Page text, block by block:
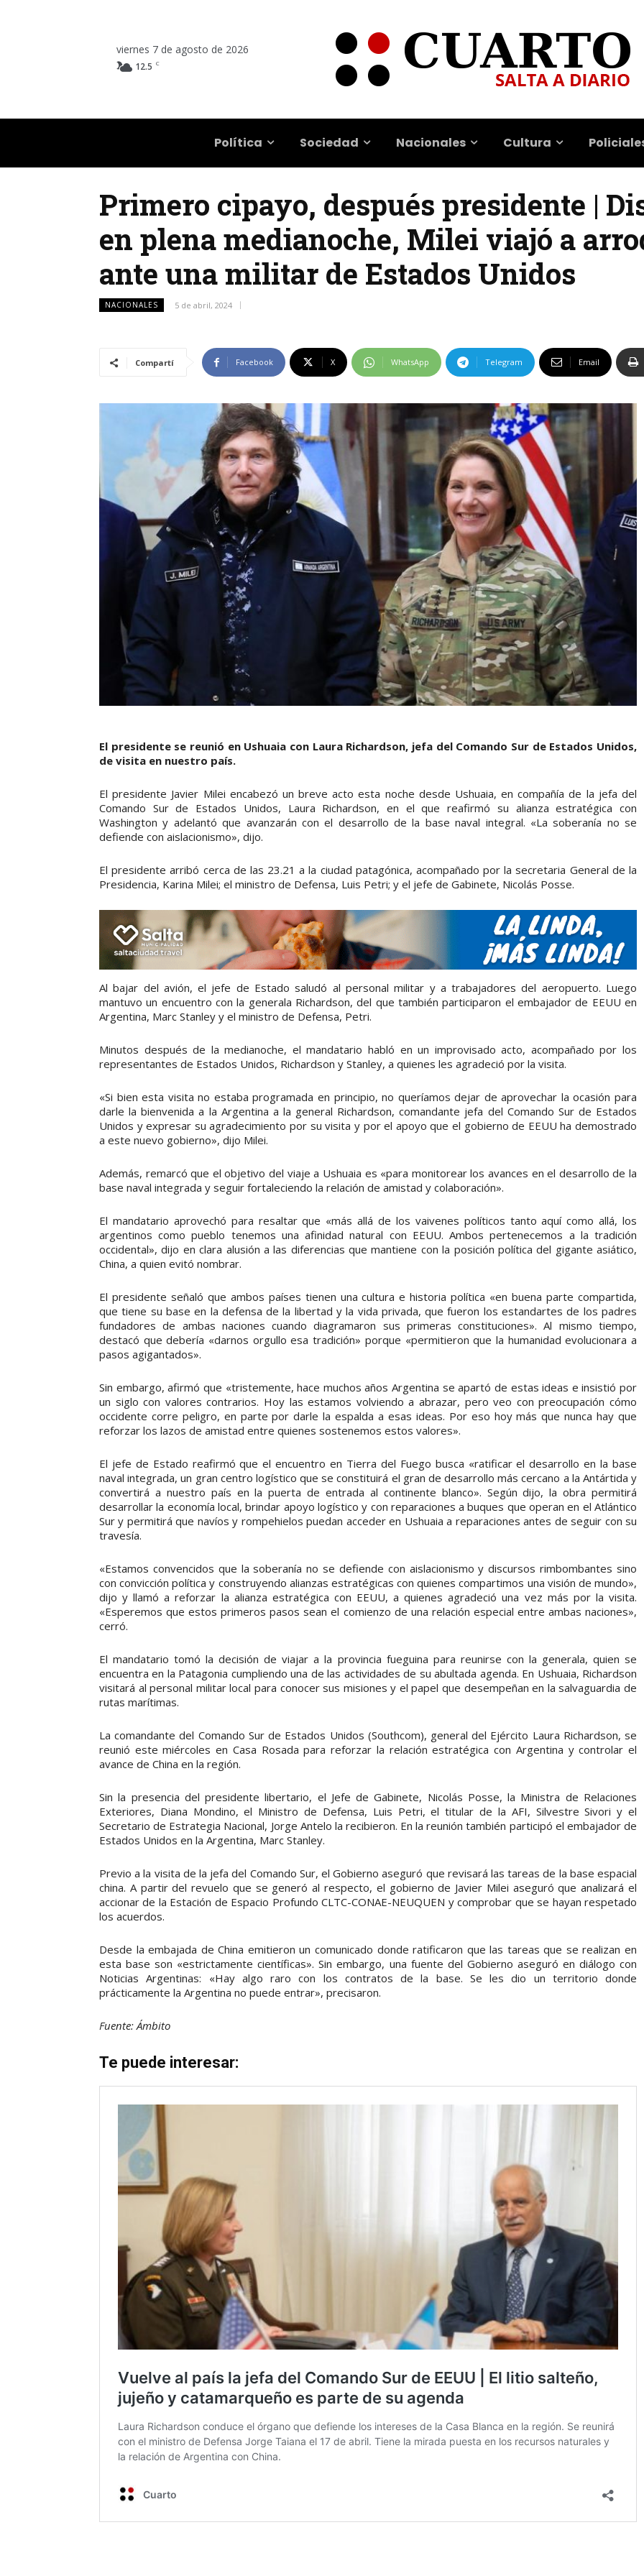
viernes 7 de agosto de 2026
12.5 C
Política Sociedad Nacionales Cultura
Primero cipayo, después presidente |
en plena medianoche, Milei viajó a
ante una militar de Estados Unidos
NACIONALES 5 de abril, 2024
Compartí Facebook X WhatsApp Telegram Email
El presidente se reunió en Ushuaia con Laura Richardson, jefa del Comando Sur de Estados Unidos,
de visita en nuestro país.
El presidente Javier Milei encabezó un breve acto esta noche desde Ushuaia, en compañía de la jefa del
Comando Sur de Estados Unidos, Laura Richardson, en el que reafirmó su alianza estratégica con
Washington y adelantó que avanzarán con el desarrollo de la base naval integral. «La soberanía no se
defiende con aislacionismo», dijo.
El presidente arribó cerca de las 23.21 a la ciudad patagónica, acompañado por la secretaria General de la
Presidencia, Karina Milei; el ministro de Defensa, Luis Petri; y el jefe de Gabinete, Nicolás Posse.
Al bajar del avión, el jefe de Estado saludó al personal militar y a trabajadores del aeropuerto. Luego
mantuvo un encuentro con la generala Richardson, del que también participaron el embajador de EEUU en
Argentina, Marc Stanley y el ministro de Defensa, Petri.
Minutos después de la medianoche, el mandatario habló en un improvisado acto, acompañado por los
representantes de Estados Unidos, Richardson y Stanley, a quienes les agradeció por la visita.
«Si bien esta visita no estaba programada en principio, no queríamos dejar de aprovechar la ocasión para
darle la bienvenida a la Argentina a la general Richardson, comandante jefa del Comando Sur de Estados
Unidos y expresar su agradecimiento por su visita y por el apoyo que el gobierno de EEUU ha demostrado
a este nuevo gobierno», dijo Milei.
Además, remarcó que el objetivo del viaje a Ushuaia es «para monitorear los avances en el desarrollo de la
base naval integrada y seguir fortaleciendo la relación de amistad y colaboración».
El mandatario aprovechó para resaltar que «más allá de los vaivenes políticos tanto aquí como allá, los
argentinos como pueblo tenemos una afinidad natural con EEUU. Ambos pertenecemos a la tradición
occidental», dijo en clara alusión a las diferencias que mantiene con la posición política del gigante asiático,
China, a quien evitó nombrar.
El presidente señaló que ambos países tienen una cultura e historia política «en buena parte compartida,
que tiene su base en la defensa de la libertad y la vida privada, que fueron los estandartes de los padres
fundadores de ambas naciones cuando diagramaron sus primeras constituciones». Al mismo tiempo,
destacó que debería «darnos orgullo esa tradición» porque «permitieron que la humanidad evolucionara a
pasos agigantados».
Sin embargo, afirmó que «tristemente, hace muchos años Argentina se apartó de estas ideas e insistió por
un siglo con valores contrarios. Hoy las estamos volviendo a abrazar, pero veo con preocupación cómo
occidente corre peligro, en parte por darle la espalda a esas ideas. Por eso hoy más que nunca hay que
reforzar los lazos de amistad entre quienes sostenemos estos valores».
El jefe de Estado reafirmó que el encuentro en Tierra del Fuego busca «ratificar el desarrollo en la base
naval integrada, un gran centro logístico que se constituirá el gran de desarrollo más cercano a la Antártida y
convertirá a nuestro país en la puerta de entrada al continente blanco». Según dijo, la obra permitirá
desarrollar la economía local, brindar apoyo logístico y con reparaciones a buques que operan en el Atlántico
Sur y permitirá que navíos y rompehielos puedan acceder en Ushuaia a reparaciones antes de seguir con su
travesía.
«Estamos convencidos que la soberanía no se defiende con aislacionismo y discursos rimbombantes sino
con convicción política y construyendo alianzas estratégicas con quienes compartimos una visión de mundo»,
dijo y llamó a reforzar la alianza estratégica con EEUU, a quienes agradeció una vez más por la visita.
«Esperemos que estos primeros pasos sean el comienzo de una relación especial entre ambas naciones»,
cerró.
El mandatario tomó la decisión de viajar a la provincia fueguina para reunirse con la generala, quien se
encuentra en la Patagonia cumpliendo una de las actividades de su abultada agenda. En Ushuaia, Richardson
visitará al personal militar local para conocer sus misiones y el papel que desempeñan en la salvaguardia de
rutas marítimas.
La comandante del Comando Sur de Estados Unidos (Southcom), general del Ejército Laura Richardson, se
reunió este miércoles en Casa Rosada para reforzar la relación estratégica con Argentina y controlar el
avance de China en la región.
Sin la presencia del presidente libertario, el Jefe de Gabinete, Nicolás Posse, la Ministra de Relaciones
Exteriores, Diana Mondino, el Ministro de Defensa, Luis Petri, el titular de la AFI, Silvestre Sivori y el
Secretario de Estrategia Nacional, Jorge Antelo la recibieron. En la reunión también participó el embajador de
Estados Unidos en la Argentina, Marc Stanley.
Previo a la visita de la jefa del Comando Sur, el Gobierno aseguró que revisará las tareas de la base espacial
china. A partir del revuelo que se generó al respecto, el gobierno de Javier Milei aseguró que analizará el
accionar de la Estación de Espacio Profundo CLTC-CONAE-NEUQUEN y comprobar que se hayan respetado
los acuerdos.
Desde la embajada de China emitieron un comunicado donde ratificaron que las tareas que se realizan en
esta base son «estrictamente científicas». Sin embargo, una fuente del Gobierno aseguró en diálogo con
Noticias Argentinas: «Hay algo raro con los contratos de la base. Se les dio un territorio donde
prácticamente la Argentina no puede entrar», precisaron.
Fuente: Ámbito
Te puede interesar: